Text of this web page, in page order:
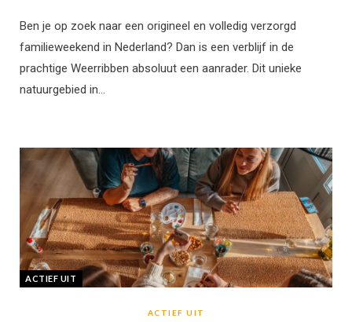
Ben je op zoek naar een origineel en volledig verzorgd
familieweekend in Nederland? Dan is een verblijf in de
prachtige Weerribben absoluut een aanrader. Dit unieke
natuurgebied in…
ACTIEF UIT
ACTIEF UIT